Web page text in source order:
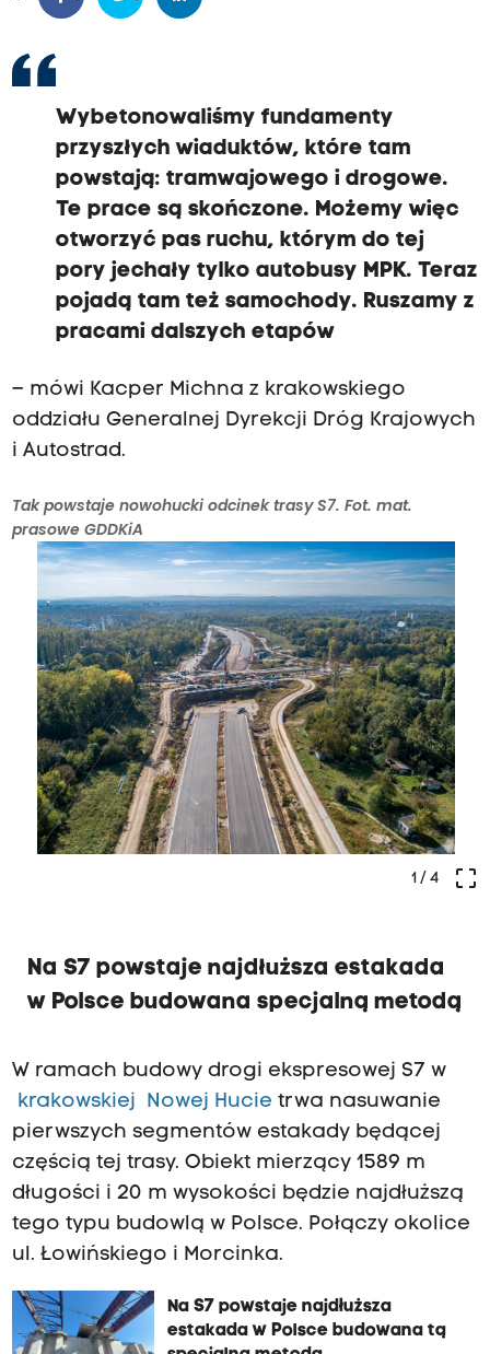
Wybetonowaliśmy fundamenty
przyszłych wiaduktów, które tam
powstają: tramwajowego i drogowe.
Te prace są skończone. Możemy więc
otworzyć pas ruchu, którym do tej
pory jechały tylko autobusy MPK. Teraz
pojadą tam też samochody. Ruszamy z
pracami dalszych etapów
– mówi Kacper Michna z krakowskiego
oddziału Generalnej Dyrekcji Dróg Krajowych
i Autostrad.
Tak powstaje nowohucki odcinek trasy S7. Fot. mat.
prasowe GDDKiA
crop_free
1/ 4
Na S7 powstaje najdłuższa estakada
w Polsce budowana specjalną metodą
W ramach budowy drogi ekspresowej S7 w
krakowskiej Nowej Hucie trwa nasuwanie
pierwszych segmentów estakady będącej
częścią tej trasy. Obiekt mierzący 1589 m
długości i 20 m wysokości będzie najdłuższą
tego typu budowlą w Polsce. Połączy okolice
ul. Łowińskiego i Morcinka.
Na S7 powstaje najdłuższa
estakada w Polsce budowana tą